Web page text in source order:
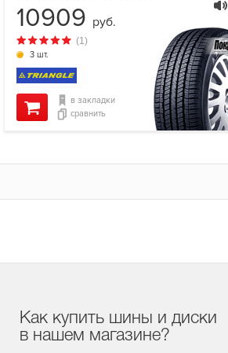
3 шт.
(1)
в закладки
сравнить
10909 руб.
Как купить шины и диски
в нашем магазине?